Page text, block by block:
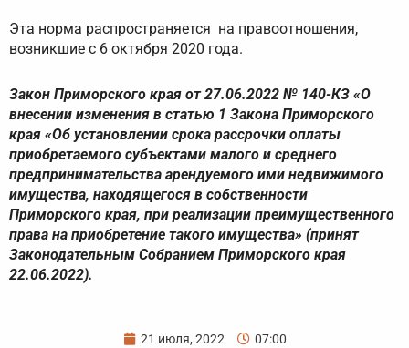
Эта норма распространяется на правоотношения,
возникшие с 6 октября 2020 года.
Закон Приморского края от 27.06.2022 № 140-КЗ «О
внесении изменения в статью 1 Закона Приморского
края «Об установлении срока рассрочки оплаты
приобретаемого субъектами малого и среднего
предпринимательства арендуемого ими недвижимого
имущества, находящегося в собственности
Приморского края, при реализации преимущественного
права на приобретение такого имущества» (принят
Законодательным Собранием Приморского края
22.06.2022).
21 июля, 2022 07:00